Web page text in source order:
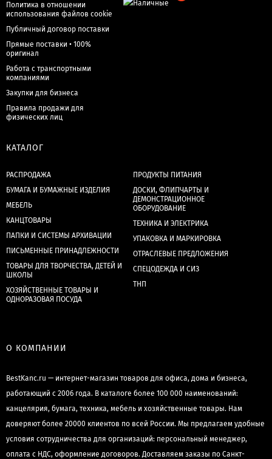
Политика в отношении
использования файлов cookie
Публичный договор поставки
Прямые поставки • 100%
оригинал
Работа с транспортными
компаниями
Закупки для бизнеса
Правила продажи для
физических лиц
КАТАЛОГ
РАСПРОДАЖА
БУМАГА И БУМАЖНЫЕ ИЗДЕЛИЯ
МЕБЕЛЬ
КАНЦТОВАРЫ
ПАПКИ И СИСТЕМЫ АРХИВАЦИИ
ПИСЬМЕННЫЕ ПРИНАДЛЕЖНОСТИ
ТОВАРЫ ДЛЯ ТВОРЧЕСТВА, ДЕТЕЙ И
ШКОЛЫ
ХОЗЯЙСТВЕННЫЕ ТОВАРЫ И
ОДНОРАЗОВАЯ ПОСУДА
ПРОДУКТЫ ПИТАНИЯ
ДОСКИ, ФЛИПЧАРТЫ И
ДЕМОНСТРАЦИОННОЕ
ОБОРУДОВАНИЕ
ТЕХНИКА И ЭЛЕКТРИКА
УПАКОВКА И МАРКИРОВКА
ОТРАСЛЕВЫЕ ПРЕДЛОЖЕНИЯ
СПЕЦОДЕЖДА И СИЗ
ТНП
О КОМПАНИИ
BestKanc.ru — интернет-магазин товаров для офиса, дома и бизнеса,
работающий с 2006 года. В каталоге более 100 000 наименований:
канцелярия, бумага, техника, мебель и хозяйственные товары. Нам
доверяют более 20000 клиентов по всей России. Мы предлагаем удобные
условия сотрудничества для организаций: персональный менеджер,
оплата с НДС, оформление договоров. Доставляем заказы по Санкт-